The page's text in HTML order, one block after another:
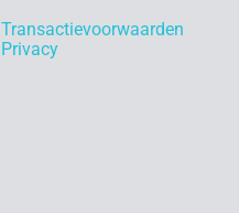
Transactievoorwaarden
Privacy